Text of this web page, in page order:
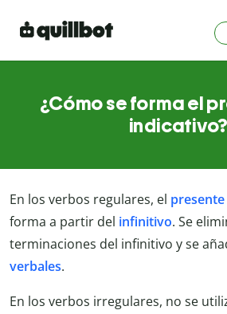
¿Cómo se forma el
indicativo?
En los verbos regulares, el
forma a partir del infinitivo. Se
terminaciones del infinitivo y se
verbales.
En los verbos irregulares, no se